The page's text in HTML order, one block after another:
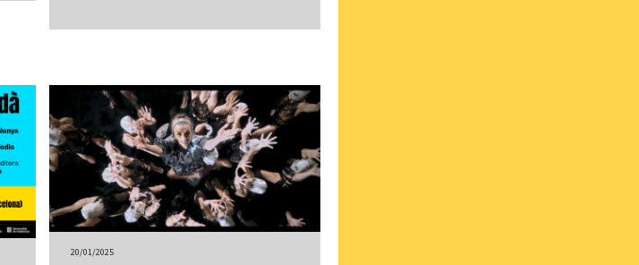
20/01/2025